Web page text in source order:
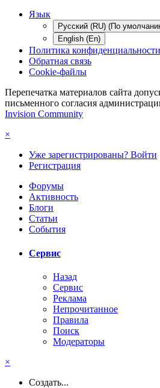
Язык
Русский (RU) (По
English (En)
Политика конфиденциальности
Обратная связь
Cookie-файлы
Перепечатка материалов сайта
письменного согласия
Invision Community
×
Уже зарегистрированы? Войти
Регистрация
Форумы
Активность
Блоги
Статьи
События
Сервис
Назад
Сервис
Реклама
Непрочитанное
Правила
Поиск
Модераторы
×
Создать...